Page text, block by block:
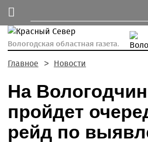
Вологодская областная газета.
Главное Новости
На
пройдет
рейд по